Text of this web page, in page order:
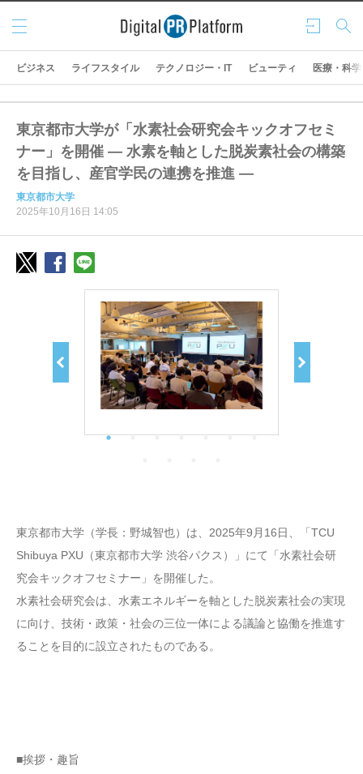
ログ
イン
検索
メニ
ュー
ビジネス ライフスタイル テクノロジー・IT ビューティ 医療・科学
東京都市大学が「水素社会研究会キックオフセミ
ナー」を開催 ― 水素を軸とした脱炭素社会の構築
を目指し、産官学民の連携を推進 ―
東京都市大学
2025年10月16日 14:05
東京都市大学（学長：野城智也）は、2025年9月16日、「TCU
Shibuya PXU（東京都市大学 渋谷パクス）」にて「水素社会研
究会キックオフセミナー」を開催した。
水素社会研究会は、水素エネルギーを軸とした脱炭素社会の実現
に向け、技術・政策・社会の三位一体による議論と協働を推進す
ることを目的に設立されたものである。
■挨拶・趣旨